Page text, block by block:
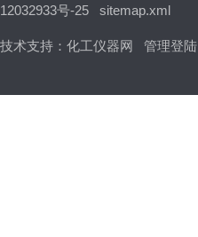
12032933号-25 sitemap.xml
技术支持： 化工仪器网 管理登陆